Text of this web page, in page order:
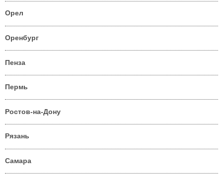
Орел
Оренбург
Пенза
Пермь
Ростов-на-Дону
Рязань
Самара